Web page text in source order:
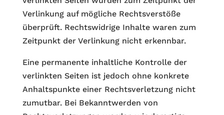
Verlinkung auf mögliche Rechtsverstöße
überprüft. Rechtswidrige Inhalte waren zum
Zeitpunkt der Verlinkung nicht erkennbar.
Eine permanente inhaltliche Kontrolle der
verlinkten Seiten ist jedoch ohne konkrete
Anhaltspunkte einer Rechtsverletzung nicht
zumutbar. Bei Bekanntwerden von